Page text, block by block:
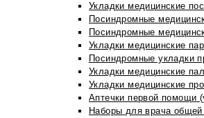
Укладки медицинские
Посиндромные
Посиндромные
Укладки медицинские
Посиндромные укладки
Укладки медицинские
Укладки медицинские
Аптечки первой помощи
Наборы для врача общей